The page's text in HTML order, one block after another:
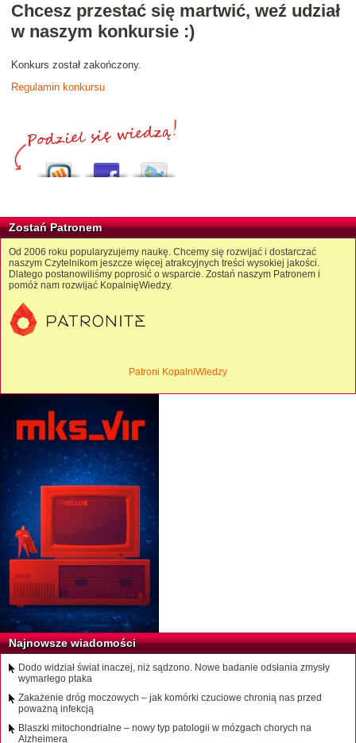
Chcesz przestać się martwić, weź udział
w naszym konkursie :)
Konkurs został zakończony.
Regulamin konkursu
Zostań Patronem
Od 2006 roku popularyzujemy naukę. Chcemy się rozwijać i dostarczać
naszym Czytelnikom jeszcze więcej atrakcyjnych treści wysokiej jakości.
Dlatego postanowiliśmy poprosić o wsparcie. Zostań naszym Patronem i
pomóż nam rozwijać KopalnięWiedzy.
Patroni KopalniWiedzy
Najnowsze wiadomości
Dodo widział świat inaczej, niż sądzono. Nowe badanie odsłania zmysły
wymarłego ptaka
Zakażenie dróg moczowych – jak komórki czuciowe chronią nas przed
poważną infekcją
Blaszki mitochondrialne – nowy typ patologii w mózgach chorych na
Alzheimera